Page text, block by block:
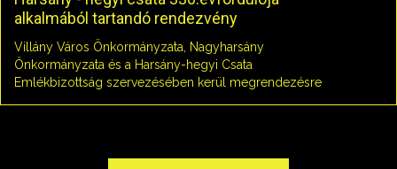
alkalmából tartandó rendezvény
Villány Város Önkormányzata, Nagyharsány
Önkormányzata és a Harsány-hegyi Csata
Emlékbizottság szervezésében kerül megrendezésre